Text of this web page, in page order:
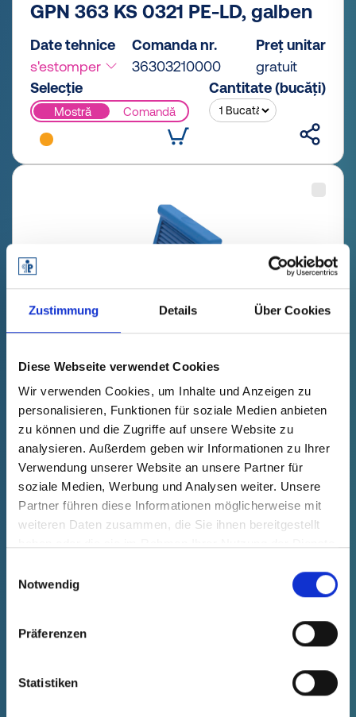
Zustimmung Details Über Cookies
Diese Webseite verwendet Cookies
Wir verwenden Cookies, um Inhalte und Anzeigen zu
personalisieren, Funktionen für soziale Medien anbieten
zu können und die Zugriffe auf unsere Website zu
analysieren. Außerdem geben wir Informationen zu Ihrer
Verwendung unserer Website an unsere Partner für
soziale Medien, Werbung und Analysen weiter. Unsere
Partner führen diese Informationen möglicherweise mit
weiteren Daten zusammen, die Sie ihnen bereitgestellt
Notwendig
Präferenzen
Statistiken
GPN 363 KS 0321 PE-LD, galben
Date tehnice
s'estomper
Comanda nr.
36303210000
Preț unitar
gratuit
Selecție
Mostră Comandă
Cantitate (bucăți)
GPN 363 KS 0421 PCR-PE,
albastru
Date tehnice
s'estomper
Comanda nr.
3630421RB61
Preț unitar
gratuit
Selecție
Mostră Comandă
Cantitate (bucăți)